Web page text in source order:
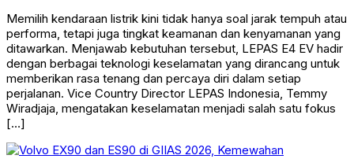
Memilih kendaraan listrik kini tidak hanya soal jarak tempuh atau
performa, tetapi juga tingkat keamanan dan kenyamanan yang
ditawarkan. Menjawab kebutuhan tersebut, LEPAS E4 EV hadir
dengan berbagai teknologi keselamatan yang dirancang untuk
memberikan rasa tenang dan percaya diri dalam setiap
perjalanan. Vice Country Director LEPAS Indonesia, Temmy
Wiradjaja, mengatakan keselamatan menjadi salah satu fokus
[…]